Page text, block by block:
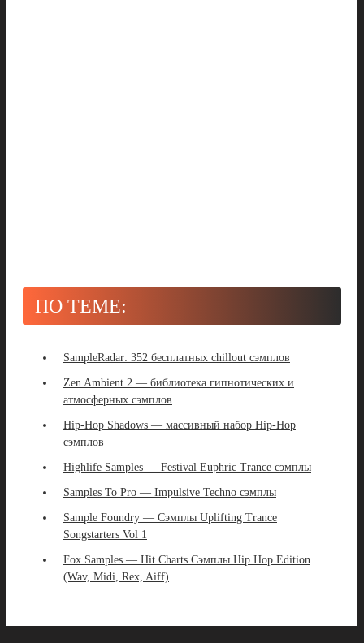
ПО ТЕМЕ:
SampleRadar: 352 бесплатных chillout сэмплов
Zen Ambient 2 — библиотека гипнотических и
атмосферных сэмплов
Hip-Hop Shadows — массивный набор Hip-Hop
сэмплов
Highlife Samples — Festival Euphric Trance сэмплы
Samples To Pro — Impulsive Techno сэмплы
Sample Foundry — Сэмплы Uplifting Trance
Songstarters Vol 1
Fox Samples — Hit Charts Сэмплы Hip Hop Edition
(Wav, Midi, Rex, Aiff)